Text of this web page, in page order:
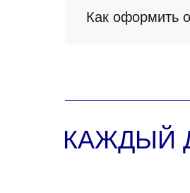
Как оформить
КАЖДЫЙ